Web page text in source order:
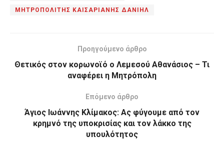
ΜΗΤΡΟΠΟΛΙΤΗΣ ΚΑΙΣΑΡΙΑΝΗΣ ΔΑΝΙΗΛ
Προηγούμενο άρθρο
Θετικός στον κορωνοϊό ο Λεμεσού Αθανάσιος – Τι
αναφέρει η Μητρόπολη
Επόμενο άρθρο
Άγιος Ιωάννης Κλίμακος: Ας φύγουμε από τον
κρημνό της υποκρισίας και τον λάκκο της
υπουλότητος